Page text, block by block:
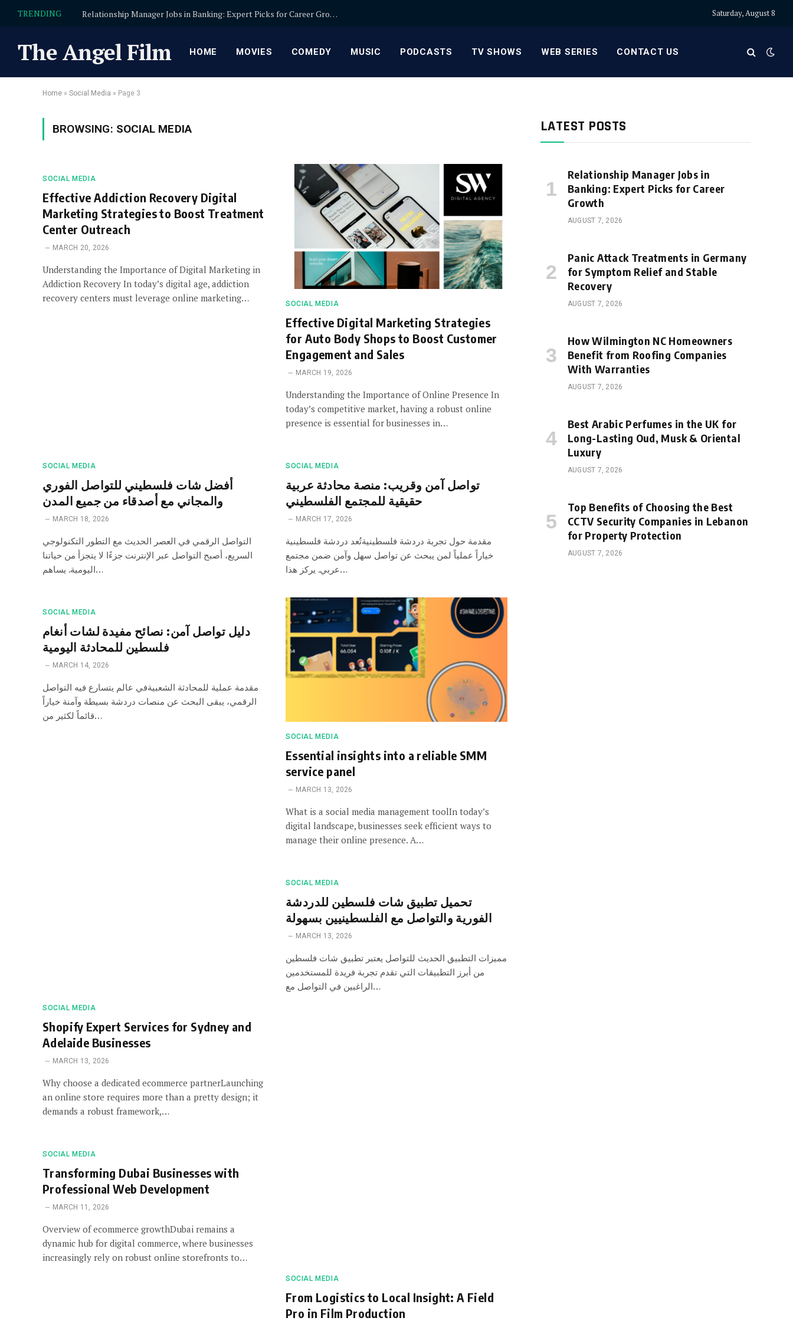
TRENDING Relationship Manager Jobs in Banking: Expert Picks for Career Growth Saturday, August 8
The Angel Film HOME MOVIES COMEDY MUSIC PODCASTS TV SHOWS WEB SERIES CONTACT US
Home » Social Media » Page 3
BROWSING: SOCIAL MEDIA
SOCIAL MEDIA
Effective Addiction Recovery Digital
Marketing Strategies to Boost Treatment
Center Outreach
MARCH 20, 2026
Understanding the Importance of Digital Marketing in
Addiction Recovery In today’s digital age, addiction
recovery centers must leverage online marketing…
SOCIAL MEDIA
Effective Digital Marketing Strategies
for Auto Body Shops to Boost Customer
Engagement and Sales
MARCH 19, 2026
Understanding the Importance of Online Presence In
today’s competitive market, having a robust online
presence is essential for businesses in…
SOCIAL MEDIA
أفضل شات فلسطيني للتواصل الفوري
والمجاني مع أصدقاء من جميع المدن
MARCH 18, 2026
التواصل الرقمي في العصر الحديث مع التطور التكنولوجي
السريع، أصبح التواصل عبر الإنترنت جزءًا لا يتجزأ من حياتنا
اليومية. يساهم…
SOCIAL MEDIA
تواصل آمن وقريب: منصة محادثة عربية
حقيقية للمجتمع الفلسطيني
MARCH 17, 2026
مقدمة حول تجربة دردشة فلسطينيةتُعد دردشة فلسطينية
خياراً عملياً لمن يبحث عن تواصل سهل وآمن ضمن مجتمع
عربي. يركز هذا…
SOCIAL MEDIA
دليل تواصل آمن: نصائح مفيدة لشات أنغام
فلسطين للمحادثة اليومية
MARCH 14, 2026
مقدمة عملية للمحادثة الشعبيةفي عالم يتسارع فيه التواصل
الرقمي، يبقى البحث عن منصات دردشة بسيطة وآمنة خياراً
قائماً لكثير من…
SOCIAL MEDIA
Essential insights into a reliable SMM
service panel
MARCH 13, 2026
What is a social media management toolIn today’s
digital landscape, businesses seek efficient ways to
manage their online presence. A…
SOCIAL MEDIA
Shopify Expert Services for Sydney and
Adelaide Businesses
MARCH 13, 2026
Why choose a dedicated ecommerce partnerLaunching
an online store requires more than a pretty design; it
demands a robust framework,…
SOCIAL MEDIA
تحميل تطبيق شات فلسطين للدردشة
الفورية والتواصل مع الفلسطينيين بسهولة
MARCH 13, 2026
مميزات التطبيق الحديث للتواصل يعتبر تطبيق شات فلسطين
من أبرز التطبيقات التي تقدم تجربة فريدة للمستخدمين
الراغبين في التواصل مع…
SOCIAL MEDIA
Transforming Dubai Businesses with
Professional Web Development
MARCH 11, 2026
Overview of ecommerce growthDubai remains a
dynamic hub for digital commerce, where businesses
increasingly rely on robust online storefronts to…
SOCIAL MEDIA
From Logistics to Local Insight: A Field
Pro in Film Production
LATEST POSTS
Relationship Manager Jobs in
Banking: Expert Picks for Career
Growth
AUGUST 7, 2026
Panic Attack Treatments in Germany
for Symptom Relief and Stable
Recovery
AUGUST 7, 2026
How Wilmington NC Homeowners
Benefit from Roofing Companies
With Warranties
AUGUST 7, 2026
Best Arabic Perfumes in the UK for
Long-Lasting Oud, Musk & Oriental
Luxury
AUGUST 7, 2026
Top Benefits of Choosing the Best
CCTV Security Companies in Lebanon
for Property Protection
AUGUST 7, 2026